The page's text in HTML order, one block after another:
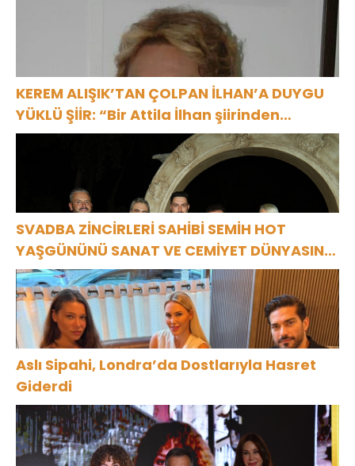
KEREM ALIŞIK’TAN ÇOLPAN İLHAN’A DUYGU
YÜKLÜ ŞİİR: “Bir Attila İlhan şiirinden
çıkmıştı sanki”
SVADBA ZİNCİRLERİ SAHİBİ SEMİH HOT
YAŞGÜNÜNÜ SANAT VE CEMİYET DÜNYASININ
ÜNLÜ İSİMLERİYLE KUTLADI!
Aslı Sipahi, Londra’da Dostlarıyla Hasret
Giderdi